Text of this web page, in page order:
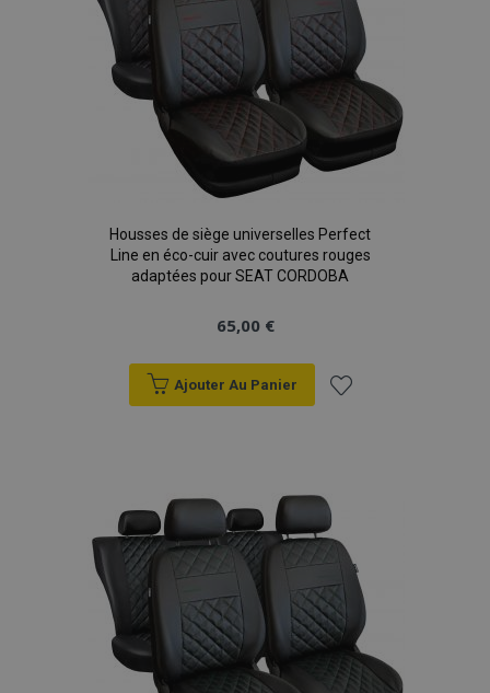
Housses de siège universelles Perfect
Line en éco-cuir avec coutures rouges
adaptées pour SEAT CORDOBA
65,00 €
Ajouter Au Panier
liste
d'achats